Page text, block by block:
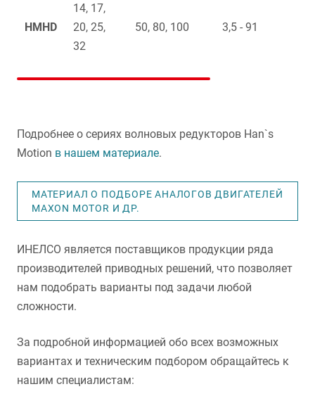
HMHD
14, 17,
20, 25,
32
50, 80, 100 3,5 - 91
Подробнее о сериях волновых редукторов Han`s
Motion в нашем материале.
МАТЕРИАЛ О ПОДБОРЕ АНАЛОГОВ ДВИГАТЕЛЕЙ
MAXON MOTOR И ДР.
ИНЕЛСО является поставщиков продукции ряда
производителей приводных решений, что позволяет
нам подобрать варианты под задачи любой
сложности.
За подробной информацией обо всех возможных
вариантах и техническим подбором обращайтесь к
нашим специалистам: